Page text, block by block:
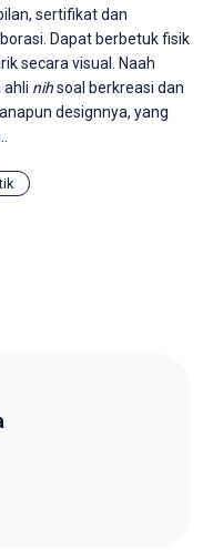
sertifikat dan
Dapat berbetuk fisik
secara visual. Naah
ahli nihsoal berkreasi dan
designnya, yang